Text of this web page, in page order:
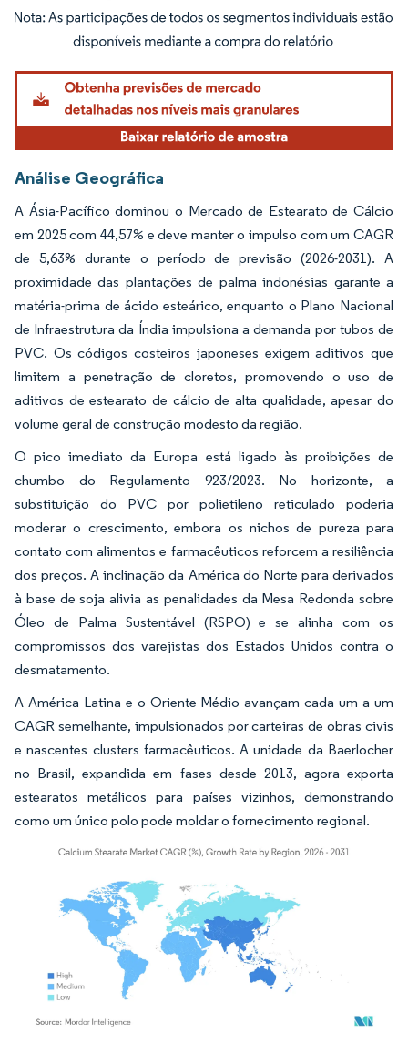
Imagem © Mordor Intelligence. O reuso requer atribuição conforme CC BY 4.0.
Análise Geográfica
A Ásia-Pacífico dominou o Mercado de Estearato de Cálcio
em 2025 com 44,57% e deve manter o impulso com um CAGR
de 5,63% durante o período de previsão (2026-2031). A
proximidade das plantações de palma indonésias garante a
matéria-prima de ácido esteárico, enquanto o Plano Nacional
de Infraestrutura da Índia impulsiona a demanda por tubos de
PVC. Os códigos costeiros japoneses exigem aditivos que
limitem a penetração de cloretos, promovendo o uso de
aditivos de estearato de cálcio de alta qualidade, apesar do
volume geral de construção modesto da região.
O pico imediato da Europa está ligado às proibições de
chumbo do Regulamento 923/2023. No horizonte, a
substituição do PVC por polietileno reticulado poderia
moderar o crescimento, embora os nichos de pureza para
contato com alimentos e farmacêuticos reforcem a resiliência
dos preços. A inclinação da América do Norte para derivados
à base de soja alivia as penalidades da Mesa Redonda sobre
Óleo de Palma Sustentável (RSPO) e se alinha com os
compromissos dos varejistas dos Estados Unidos contra o
desmatamento.
A América Latina e o Oriente Médio avançam cada um a um
CAGR semelhante, impulsionados por carteiras de obras civis
e nascentes clusters farmacêuticos. A unidade da Baerlocher
no Brasil, expandida em fases desde 2013, agora exporta
estearatos metálicos para países vizinhos, demonstrando
como um único polo pode moldar o fornecimento regional.